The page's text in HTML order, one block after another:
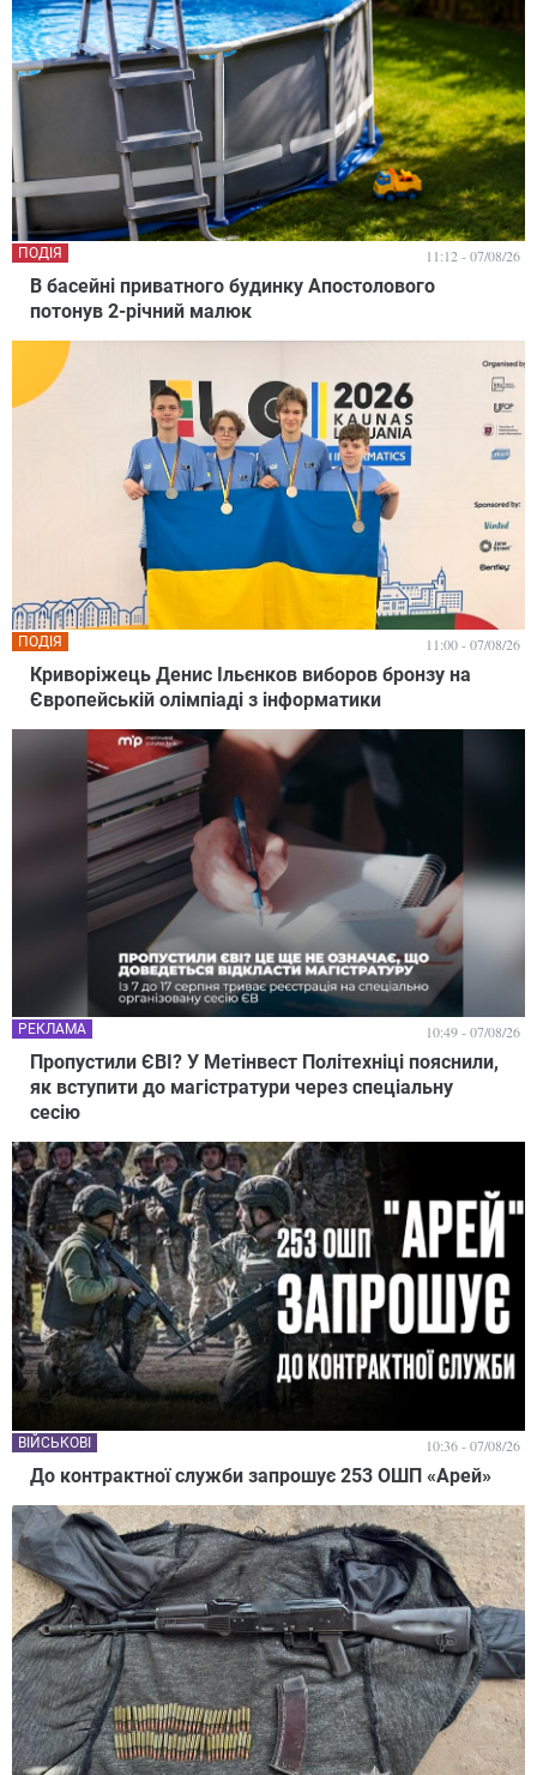
В басейні приватного будинку Апостолового
потонув 2-річний малюк
ПОДІЯ 11:12 - 07/08/26
Криворіжець Денис Ільєнков виборов бронзу на
Європейській олімпіаді з інформатики
ПОДІЯ 11:00 - 07/08/26
Пропустили ЄВІ? У Метінвест Політехніці пояснили,
як вступити до магістратури через спеціальну
сесію
РЕКЛАМА 10:49 - 07/08/26
До контрактної служби запрошує 253 ОШП «Арей»
ВІЙСЬКОВІ 10:36 - 07/08/26